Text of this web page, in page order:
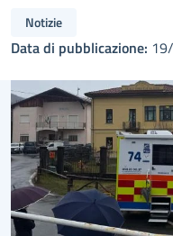
Notizie
Data di pubblicazione: